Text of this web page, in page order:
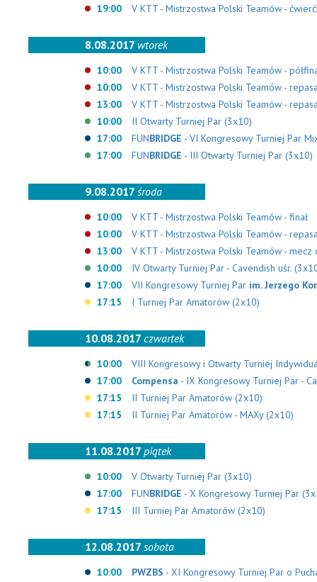
19:00
V KTT - Mistrzostwa Polski Teamów -
8.08.2017 wtorek
10:00
V KTT - Mistrzostwa Polski Teamów -
10:00
V KTT - Mistrzostwa Polski Teamów -
13:00
V KTT - Mistrzostwa Polski Teamów -
10:00
II Otwarty Turniej Par (3x10)
17:00
FUNBRIDGE - VI Kongresowy Turniej Par
17:00
FUNBRIDGE - III Otwarty Turniej Par (3x10)
9.08.2017 środa
10:00
V KTT - Mistrzostwa Polski Teamów - finał
10:00
V KTT - Mistrzostwa Polski Teamów -
13:00
V KTT - Mistrzostwa Polski Teamów -
10:00
IV Otwarty Turniej Par - Cavendish uśr.
17:00
VII Kongresowy Turniej Par im. Jerzego
17:15
I Turniej Par Amatorów (2x10)
10.08.2017 czwartek
10:00
VIII Kongresowy i Otwarty Turniej
17:00
Compensa - IX Kongresowy Turniej Par -
17:15
II Turniej Par Amatorów (2x10)
17:15
II Turniej Par Amatorów - MAXy (2x10)
11.08.2017 piątek
10:00
V Otwarty Turniej Par (3x10)
17:00
FUNBRIDGE - X Kongresowy Turniej Par
17:15
III Turniej Par Amatorów (2x10)
12.08.2017 sobota
10:00 PWZBS - XI Kongresowy Turniej Par o